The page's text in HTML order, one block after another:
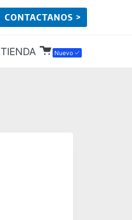
CONTACTANOS >
TIENDA Nuevo